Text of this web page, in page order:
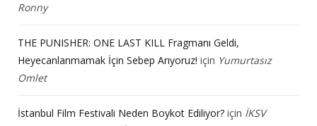
Ronny
THE PUNISHER: ONE LAST KILL Fragmanı Geldi,
Heyecanlanmamak İçin Sebep Arıyoruz! için Yumurtasız
Omlet
İstanbul Film Festivali Neden Boykot Ediliyor? için İKSV